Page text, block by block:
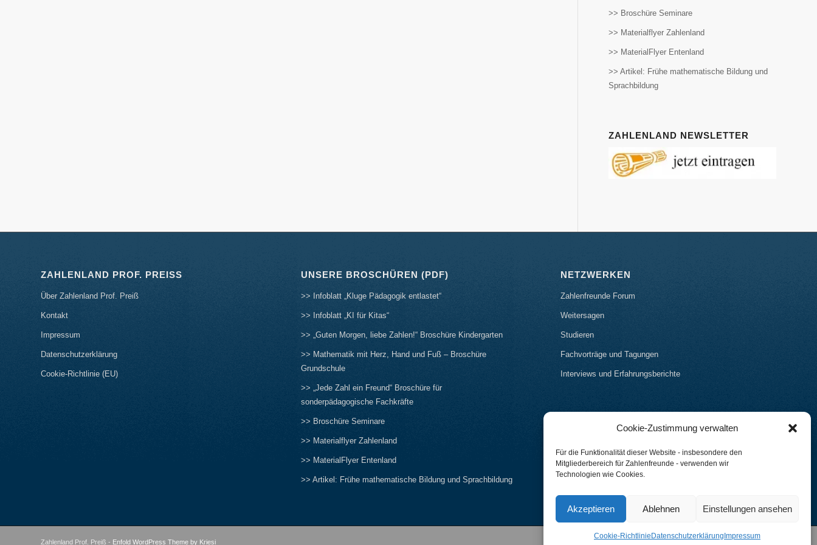
Cookie-Zustimmung verwalten
Für die Funktionalität dieser Website - insbesondere den
Mitgliederbereich für Zahlenfreunde - verwenden wir
Technologien wie Cookies.
Akzeptieren Ablehnen Einstellungen ansehen
Cookie-Richtlinie Datenschutzerklärung Impressum
>> Broschüre Seminare
>> Materialflyer Zahlenland
>> MaterialFlyer Entenland
>> Artikel: Frühe mathematische Bildung und
Sprachbildung
ZAHLENLAND NEWSLETTER
ZAHLENLAND PROF. PREISS
Über Zahlenland Prof. Preiß
Kontakt
Impressum
Datenschutzerklärung
Cookie-Richtlinie (EU)
UNSERE BROSCHÜREN (PDF)
>> Infoblatt „Kluge Pädagogik entlastet“
>> Infoblatt „KI für Kitas“
>> „Guten Morgen, liebe Zahlen!“ Broschüre Kindergarten
>> Mathematik mit Herz, Hand und Fuß – Broschüre
Grundschule
>> „Jede Zahl ein Freund“ Broschüre für
sonderpädagogische Fachkräfte
>> Broschüre Seminare
>> Materialflyer Zahlenland
>> MaterialFlyer Entenland
>> Artikel: Frühe mathematische Bildung und Sprachbildung
NETZWERKEN
Zahlenfreunde Forum
Weitersagen
Studieren
Fachvorträge und Tagungen
Interviews und Erfahrungsberichte
Zahlenland Prof. Preiß - Enfold WordPress Theme by Kriesi